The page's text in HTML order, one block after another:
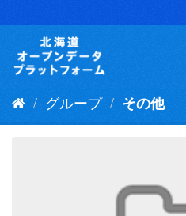
キ
グループ その他